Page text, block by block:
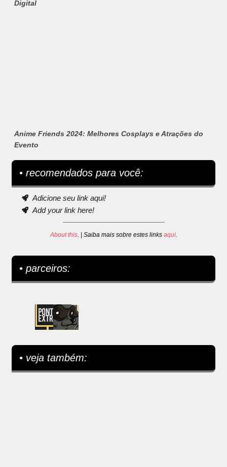
Digital
Anime Friends 2024: Melhores Cosplays e Atrações do
Evento
• recomendados para você:
Adicione seu link aqui!
Add your link here!
About this. | Saiba mais sobre estes links aqui.
• parceiros:
• veja também: